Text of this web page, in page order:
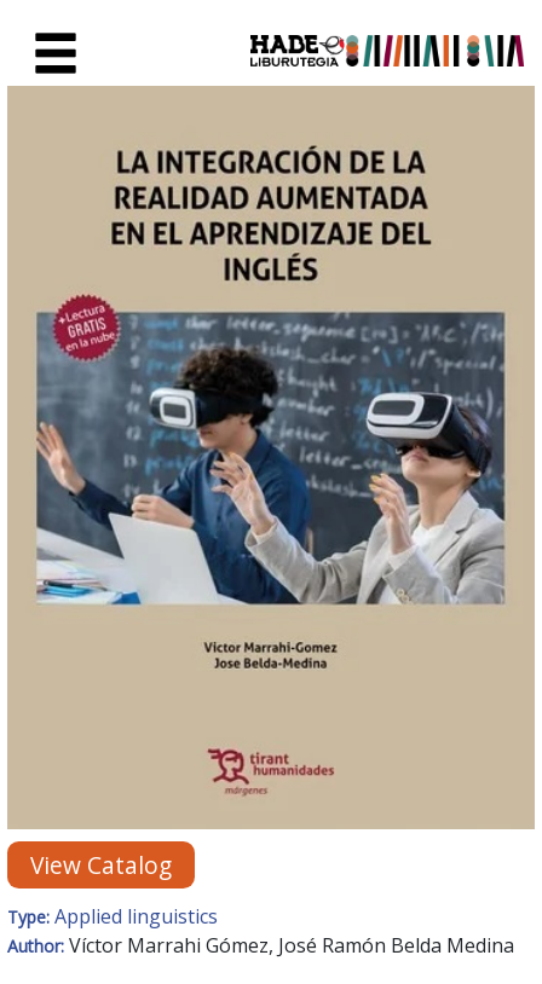
View Catalog
Type: Applied linguistics
Author: Víctor Marrahi Gómez, José Ramón Belda Medina